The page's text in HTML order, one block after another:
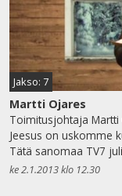
Jakso: 7
Martti Ojares
Toimitusjohtaja
Jeesus on uskomme
Tätä sanomaa TV7
ke 2.1.2013 klo 12.30